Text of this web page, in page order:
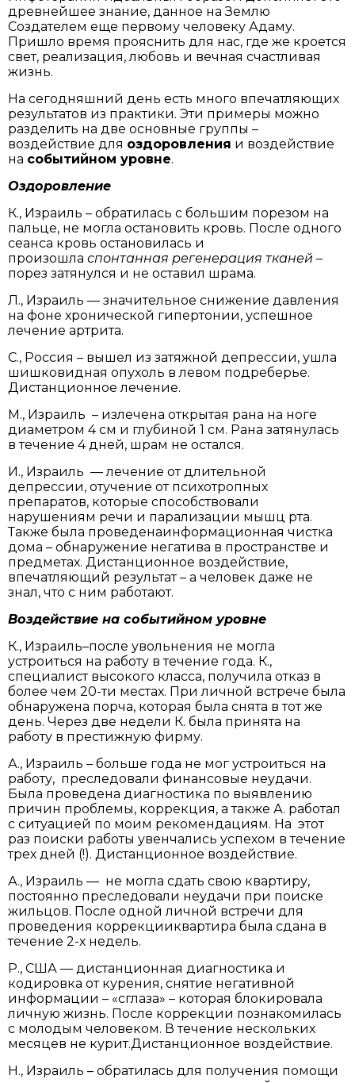
древнейшее знание, данное на Землю
Создателем еще первому человеку Адаму.
Пришло время прояснить для нас, где же кроется
свет, реализация, любовь и вечная счастливая
жизнь.
На сегодняшний день есть много впечатляющих
результатов из практики. Эти примеры можно
разделить на две основные группы –
воздействие для оздоровления и воздействие
на событийном уровне.
Оздоровление
К., Израиль – обратилась с большим порезом на
пальце, не могла остановить кровь. После одного
сеанса кровь остановилась и
произошла спонтанная регенерация тканей –
порез затянулся и не оставил шрама.
Л., Израиль — значительное снижение давления
на фоне хронической гипертонии, успешное
лечение артрита.
С., Россия – вышел из затяжной депрессии, ушла
шишковидная опухоль в левом подреберье.
Дистанционное лечение.
М., Израиль – излечена открытая рана на ноге
диаметром 4 см и глубиной 1 см. Рана затянулась
в течение 4 дней, шрам не остался.
И., Израиль — лечение от длительной
депрессии, отучение от психотропных
препаратов, которые способствовали
нарушениям речи и парализации мышц рта.
Также была проведенаинформационная чистка
дома – обнаружение негатива в пространстве и
предметах. Дистанционное воздействие,
впечатляющий результат – а человек даже не
знал, что с ним работают.
Воздействие на событийном уровне
К., Израиль–после увольнения не могла
устроиться на работу в течение года. К.,
специалист высокого класса, получила отказ в
более чем 20-ти местах. При личной встрече была
обнаружена порча, которая была снята в тот же
день. Через две недели К. была принята на
работу в престижную фирму.
А., Израиль – больше года не мог устроиться на
работу, преследовали финансовые неудачи.
Была проведена диагностика по выявлению
причин проблемы, коррекция, а также А. работал
с ситуацией по моим рекомендациям. На этот
раз поиски работы увенчались успехом в течение
трех дней (!). Дистанционное воздействие.
А., Израиль — не могла сдать свою квартиру,
постоянно преследовали неудачи при поиске
жильцов. После одной личной встречи для
проведения коррекцииквартира была сдана в
течение 2-х недель.
Р., США — дистанционная диагностика и
кодировка от курения, снятие негативной
информации – «сглаза» – которая блокировала
личную жизнь. После коррекции познакомилась
с молодым человеком. В течение нескольких
месяцев не курит.Дистанционное воздействие.
Н., Израиль – обратилась для получения помощи